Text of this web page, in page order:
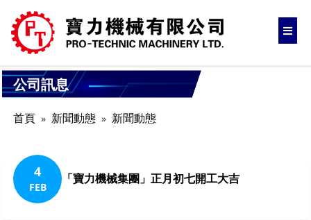
公司訊息
首頁 新聞動態 新聞動態
4
FEB
「寶力機械集團」正月初七開工大吉